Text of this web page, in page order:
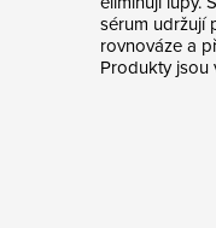
sérum udržují
rovnováze a
Produkty jsou